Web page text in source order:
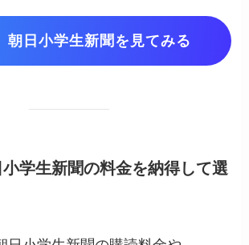
朝日小学生新聞を見てみる
小学生新聞の料金を納得して選